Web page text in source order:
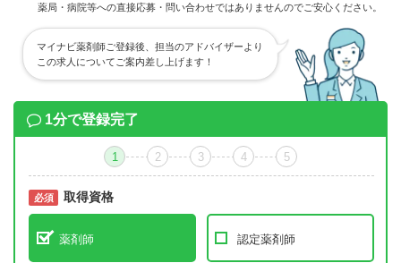
薬局・病院等への直接応募・問い合わせではありませんのでご安心ください。
マイナビ薬剤師ご登録後、担当のアドバイザーより
この求人についてご案内差し上げます！
1分で登録完了
1 2 3 4 5
必須 取得資格
薬剤師 認定薬剤師